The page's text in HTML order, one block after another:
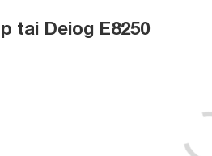
tai Deiog E8250